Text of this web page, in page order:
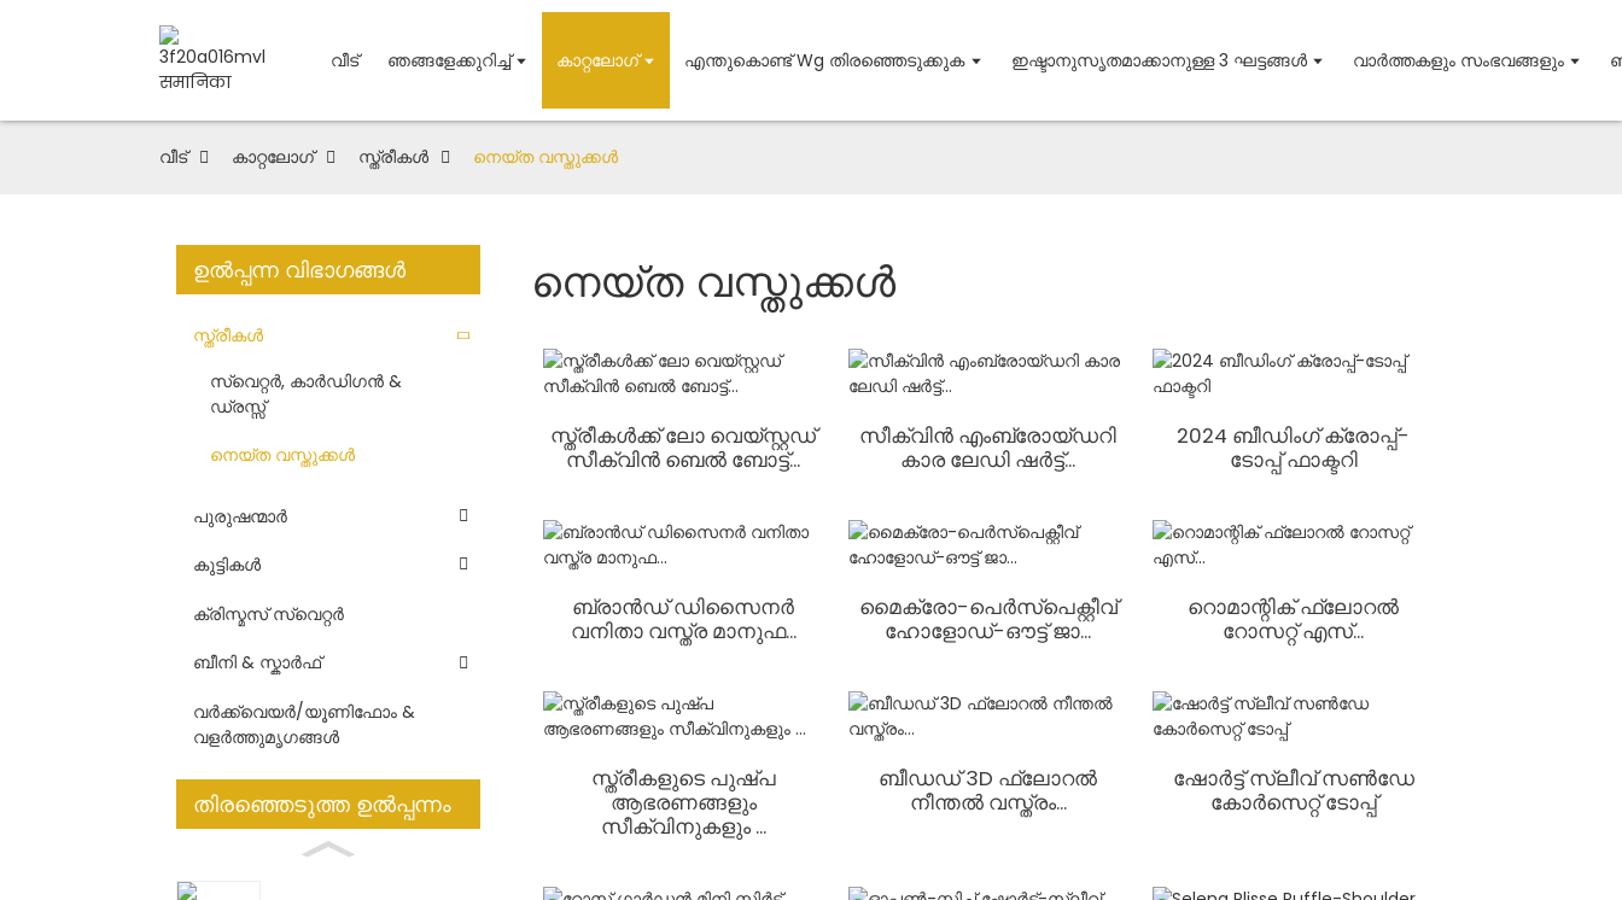
വീട് ഞങ്ങളേക്കുറിച്ച് കാറ്റലോഗ് എന്തുകൊണ്ട് Wg തിരഞ്ഞെടുക്കുക ഇഷ്ടാനുസൃതമാക്കാനുള്ള 3 ഘട്ടങ്ങൾ വാർത്തകളും സംഭവങ്ങളും
വീട് കാറ്റലോഗ് സ്ത്രീകൾ നെയ്ത വസ്തുക്കൾ
ഉൽപ്പന്ന വിഭാഗങ്ങൾ
സ്ത്രീകൾ
സ്വെറ്റർ, കാർഡിഗൻ &
ഡ്രസ്സ്
നെയ്ത വസ്തുക്കൾ
പുരുഷന്മാർ
കുട്ടികൾ
ക്രിസ്മസ് സ്വെറ്റർ
ബീനി & സ്കാർഫ്
വർക്ക്വെയർ/യൂണിഫോം &
വളർത്തുമൃഗങ്ങൾ
തിരഞ്ഞെടുത്ത ഉൽപ്പന്നം
നെയ്ത വസ്തുക്കൾ
സ്ത്രീകൾക്ക് ലോ വെയ്സ്റ്റഡ്
സീക്വിൻ ബെൽ ബോട്ട്...
സീക്വിൻ എംബ്രോയ്ഡറി
കാര ലേഡി ഷർട്ട്...
2024 ബീഡിംഗ് ക്രോപ്പ്-
ടോപ്പ് ഫാക്ടറി
ബ്രാൻഡ് ഡിസൈനർ
വനിതാ വസ്ത്ര മാനുഫ...
മൈക്രോ-പെർസ്പെക്റ്റീവ്
ഹോളോഡ്-ഔട്ട് ജാ...
റൊമാന്റിക് ഫ്ലോറൽ
റോസറ്റ് എസ്...
സ്ത്രീകളുടെ പുഷ്പ
ആഭരണങ്ങളും
സീക്വിനുകളും ...
ബീഡഡ് 3D ഫ്ലോറൽ
നീന്തൽ വസ്ത്രം...
ഷോർട്ട് സ്ലീവ് സൺ‌ഡേ
കോർസെറ്റ് ടോപ്പ്